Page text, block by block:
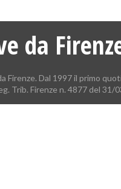
da
Firenze. Dal 1997 il primo
Trib. Firenze n. 4877 del 31/